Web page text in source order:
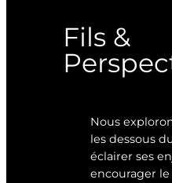
Fils &
Nous
les dessous
éclairer ses
encourager